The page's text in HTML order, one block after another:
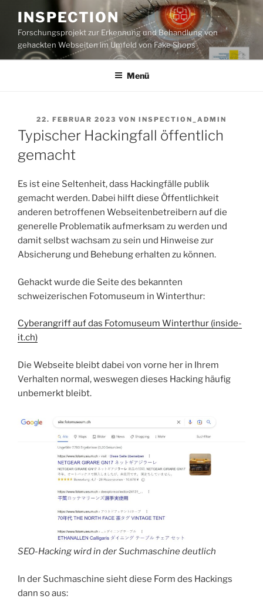
Inhalt
springen
INSPECTION
Forschungsprojekt zur Erkennung und Behandlung von
gehackten Webseiten im Umfeld von Fake Shops
Menü
VERÖFFENTLICHT
AM
22. FEBRUAR 2023 VON INSPECTION_ADMIN
Typischer Hackingfall öffentlich
gemacht
Es ist eine Seltenheit, dass Hackingfälle publik
gemacht werden. Dabei hilft diese Öffentlichkeit
anderen betroffenen Webseitenbetreibern auf die
generelle Problematik aufmerksam zu werden und
damit selbst wachsam zu sein und Hinweise zur
Absicherung und Behebung erhalten zu können.
Gehackt wurde die Seite des bekannten
schweizerischen Fotomuseum in Winterthur:
Cyberangriff auf das Fotomuseum Winterthur (inside-
it.ch)
Die Webseite bleibt dabei von vorne her in Ihrem
Verhalten normal, weswegen dieses Hacking häufig
unbemerkt bleibt.
SEO-Hacking wird in der Suchmaschine deutlich
In der Suchmaschine sieht diese Form des Hackings
dann so aus: